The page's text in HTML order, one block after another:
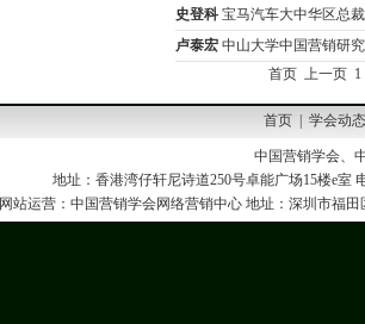
史登科宝马汽车大中华区总
卢泰宏 中山大学中国营销研
首页 上一页 1
首页 学会动态
中国营销学会、
地址：香港湾仔轩尼诗道250号卓能广场15楼e室
网站运营： 中国营销学会网络营销中心地址：深圳市福田